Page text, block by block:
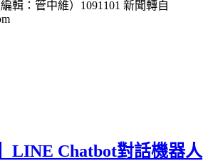
輯：管中維）1091101 新聞轉自
LINE Chatbot對話機器人